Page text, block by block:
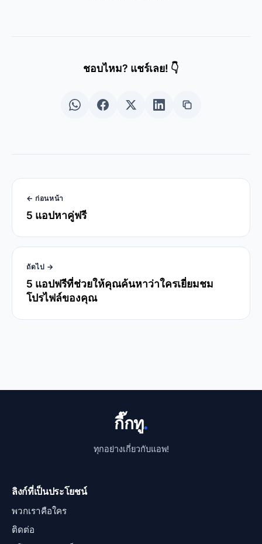
ชอบไหม? แชร์เลย! 👇
← ก่อนหน้า
5 แอปหาคู่ฟรี
ถัดไป →
5 แอปฟรีที่ช่วยให้คุณค้นหาว่าใครเยี่ยมชม
โปรไฟล์ของคุณ
กี๊กทู.
ทุกอย่างเกี่ยวกับแอพ!
ลิงก์ที่เป็นประโยชน์
พวกเราคือใคร
ติดต่อ